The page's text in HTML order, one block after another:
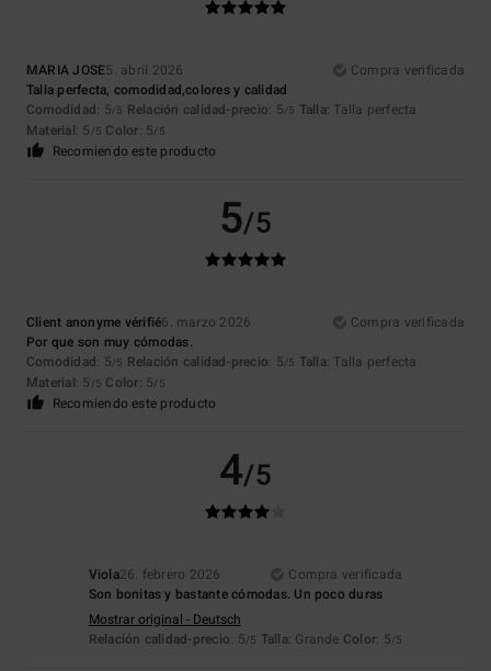
MARIA JOSE5. abril 2026
Compra verificada
Talla perfecta, comodidad,colores y calidad
Comodidad: 5/5 Relación calidad-precio: 5/5 Talla: Talla perfecta
Material: 5 /5 Color: 5/5
Recomiendo este producto
5/5
Client anonyme vérifié6. marzo 2026
Compra verificada
Por que son muy cómodas.
Comodidad: 5/5 Relación calidad-precio: 5/5 Talla: Talla perfecta
Material: 5 /5 Color: 5/5
Recomiendo este producto
4/5
Viola26. febrero 2026
Compra verificada
Son bonitas y bastante cómodas. Un poco duras
Mostrar original - Deutsch
Relación calidad-precio: 5/5 Talla: Grande Color: 5/5